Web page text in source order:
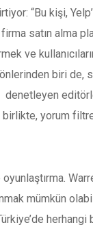
“Bu kişi,
satın alma
ve
biri de,
denetleyen
yorum
mümkün